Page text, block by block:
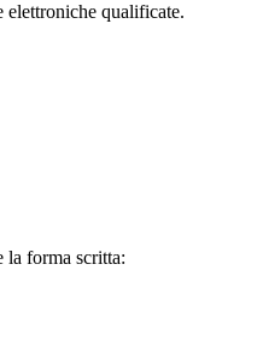
elettroniche qualificate.
la forma scritta: